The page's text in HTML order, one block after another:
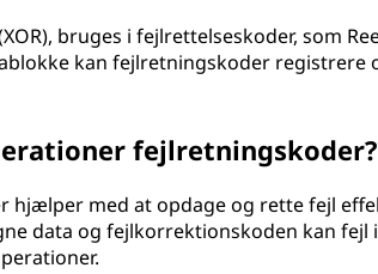
bruges i fejlrettelseskoder, som
kan fejlretningskoder registrere
fejlretningskoder?
med at opdage og rette fejl
data og fejlkorrektionskoden kan fejl